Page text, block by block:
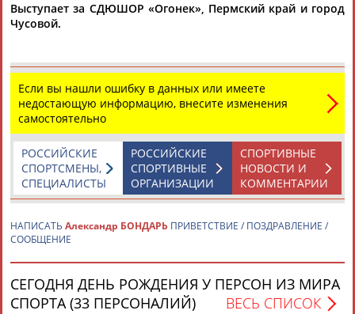
Флюра
АББАТЕ-
Татьяна
Акжана
Артур
Выступает за СДЮШОР «Огонек», Пермский край и город
Чусовой.
Если вы нашли ошибку в данных или имеете
недостающую информацию, внесите изменения
самостоятельно
СПОРТИВНЫЕ
НОВОСТИ И
КОММЕНТАРИИ
РОССИЙСКИЕ
СПОРТИВНЫЕ
ОРГАНИЗАЦИИ
РОССИЙСКИЕ
СПОРТСМЕНЫ,
СПЕЦИАЛИСТЫ
НАПИСАТЬ Александр БОНДАРЬ ПРИВЕТСТВИЕ / ПОЗДРАВЛЕНИЕ /
СООБЩЕНИЕ
СЕГОДНЯ ДЕНЬ РОЖДЕНИЯ У ПЕРСОН ИЗ МИРА
СПОРТА (33 ПЕРСОНАЛИЙ)
ВЕСЬ СПИСОК